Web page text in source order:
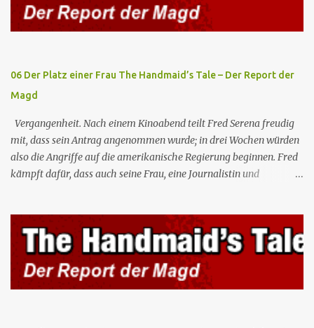
Dreamer beschließen, die Außerirdischen aufzuspüren, um an Lex
heranzukommen, und dank einer Vision von Dreamer entdecken
06 Der Platz einer Frau The Handmaid’s Tale – Der Report der
Magd
Vergangenheit. Nach einem Kinoabend teilt Fred Serena freudig
mit, dass sein Antrag angenommen wurde; in drei Wochen würden
also die Angriffe auf die amerikanische Regierung beginnen. Fred
kämpft dafür, dass auch seine Frau, eine Journalistin und
Teilnahme von Frauen weiterhin entschieden ab. Gegenwart. Die
Waterfords beherbergen eine Delegation aus Mexiko, um ein für
Gilead lebenswichtiges Handelsabkommen zu unterzeichnen.
Botschafterin Castillo konfrontiert Serena mit ihrem Buch „Der
Platz einer Frau”, das als Manifest von Gilead gilt und einen
oberstes Gut die Fortpflanzung ist. June und andere Mägde werden